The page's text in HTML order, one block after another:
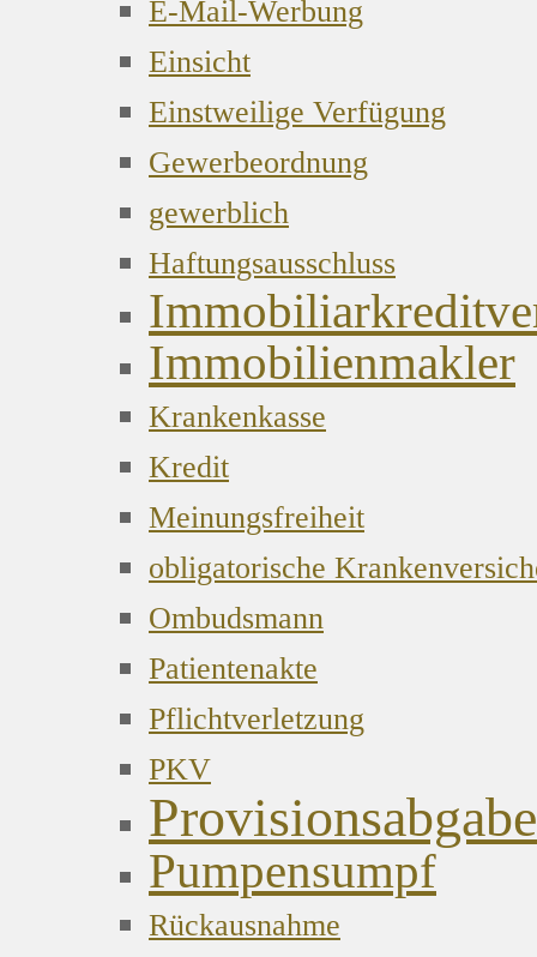
E-Mail-Werbung
Einsicht
Einstweilige Verfügung
Gewerbeordnung
gewerblich
Haftungsausschluss
Immobilienmakler
Krankenkasse
Kredit
Meinungsfreiheit
obligatorische
Ombudsmann
Patientenakte
Pflichtverletzung
PKV
Pumpensumpf
Rückausnahme